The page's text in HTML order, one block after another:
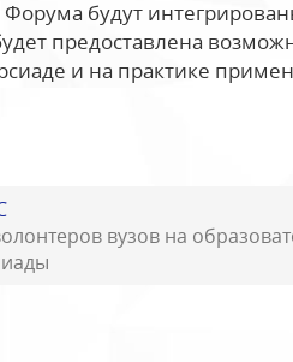
Форума будут
предоставлена
и на практике
вузов на